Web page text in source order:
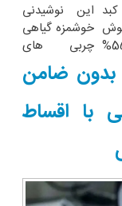
10 گیاه(55%
این نوشیدنی
خوشمزه گیاهی
چربی های
کبدتو میشوره
میبرهبدون ضامن
۳۰/۰۰۰ تومانی با اقساط